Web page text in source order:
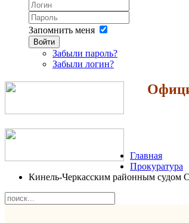
Запомнить меня
Войти
Забыли пароль?
Забыли логин?
Главная
Прокуратура
Кинель-Черкасским районным судом